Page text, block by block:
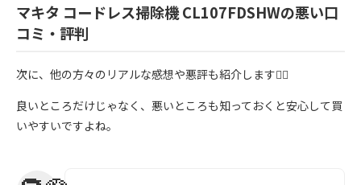
マキタ コードレス掃除機 CL107FDSHWの悪い口
コミ・評判
次に、他の方々のリアルな感想や悪評も紹介します💁‍♀️
良いところだけじゃなく、悪いところも知っておくと安心して買
いやすいですよね。